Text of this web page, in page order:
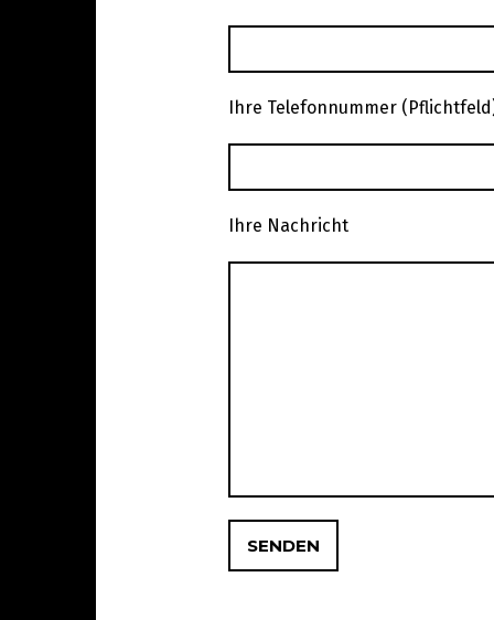
Ihre Telefonnummer
Ihre Nachricht